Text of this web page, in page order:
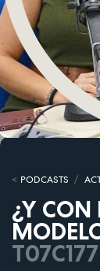
PODCASTS
¿Y CON
T07C177